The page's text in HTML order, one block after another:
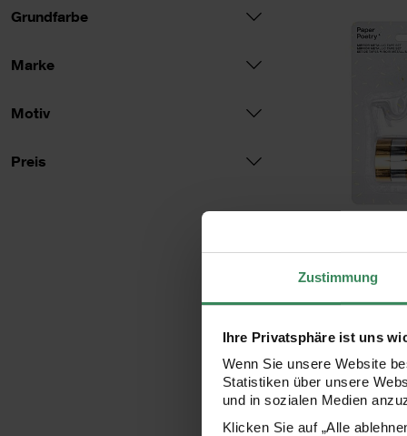
Zustimmung
Ihre Privatsphäre ist uns
Wenn Sie unsere Website
Statistiken über unsere
und in sozialen Medien
Klicken Sie auf „Alle
Grundfarbe
Marke
Motiv
Preis
Preis
Inhalt:
10,80 m